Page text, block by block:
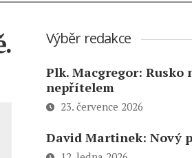
Výběr redakce
Plk. Macgregor: Rusko
nepřítelem
23. července 2026
David Martinek: Nový